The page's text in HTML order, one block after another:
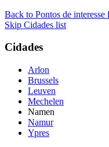
Back to Pontos de interesse
Skip Cidades list
Cidades
Arlon
Brussels
Leuven
Mechelen
Namen
Namur
Ypres